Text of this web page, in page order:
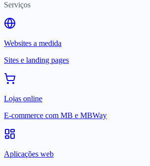
Serviços
Websites a medida
Sites e landing pages
Lojas online
E-commerce com MB e MBWay
Aplicações web